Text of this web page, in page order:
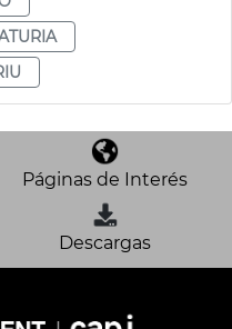
Páginas de Interés
Descargas